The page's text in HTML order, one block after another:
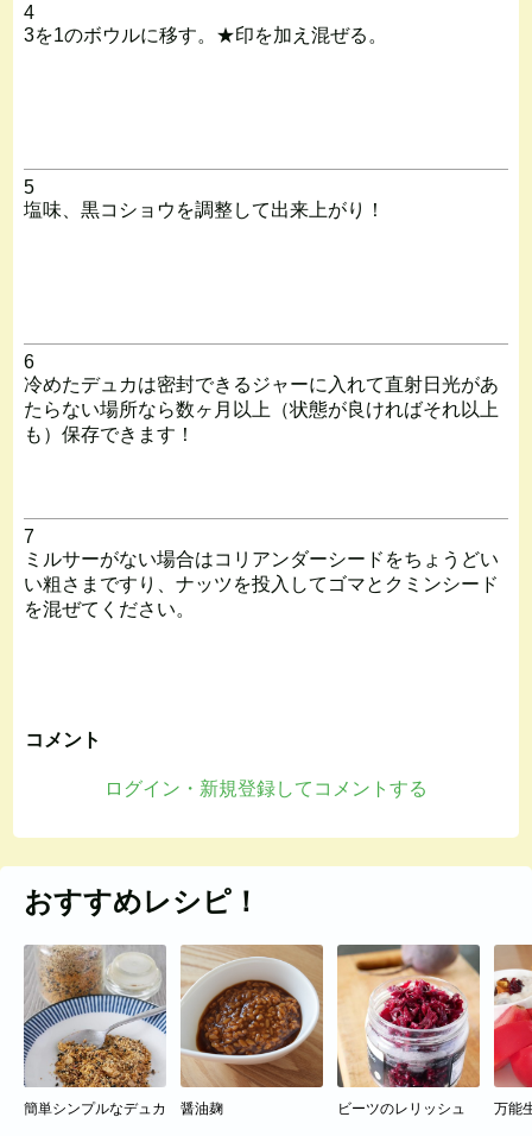
4
3を1のボウルに移す。★印を加え混ぜる。
5
塩味、黒コショウを調整して出来上がり！
6
冷めたデュカは密封できるジャーに入れて直射日光があ
たらない場所なら数ヶ月以上（状態が良ければそれ以上
も）保存できます！
7
ミルサーがない場合はコリアンダーシードをちょうどい
い粗さまですり、ナッツを投入してゴマとクミンシード
を混ぜてください。
コメント
ログイン・新規登録してコメントする
おすすめレシピ！
簡単シンプルなデュカ 醤油麹 ビーツのレリッシュ 万能